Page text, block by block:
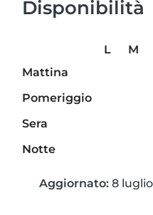
Disponibilità
L M
Mattina
Pomeriggio
Sera
Notte
Aggiornato: 8